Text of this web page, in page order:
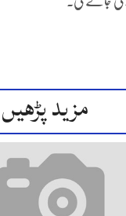
مزید پڑھیں